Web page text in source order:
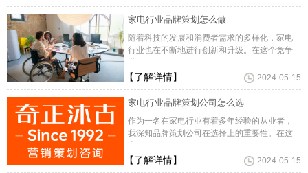
家电行业品牌策划怎么做
随着科技的发展和消费者需求的多样化，家电
行业也在不断地进行创新和升级。在这个竞争
激
【了解详情】 2024-05-15
家电行业品牌策划公司怎么选
作为一名在家电行业有着多年经验的从业者，
我深知品牌策划公司在选择上的重要性。在这
个
【了解详情】 2024-05-15